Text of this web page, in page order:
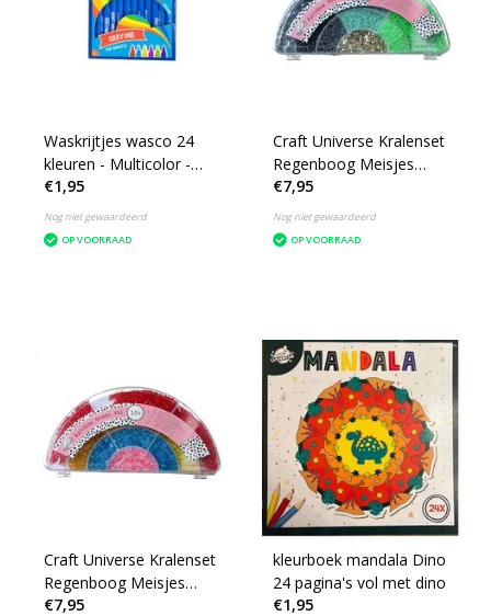
Waskrijtjes wasco 24
kleuren - Multicolor -
Was - Set van 24
€1,95
Nog niet gewaardeerd
OP VOORRAAD
Craft Universe Kralenset
Regenboog Meisjes
Blauw/groen/grijs
€7,95
Nog niet gewaardeerd
OP VOORRAAD
Craft Universe Kralenset
Regenboog Meisjes
Rood/geel/blauw
€7,95
kleurboek mandala Dino
24 pagina's vol met dino
€1,95